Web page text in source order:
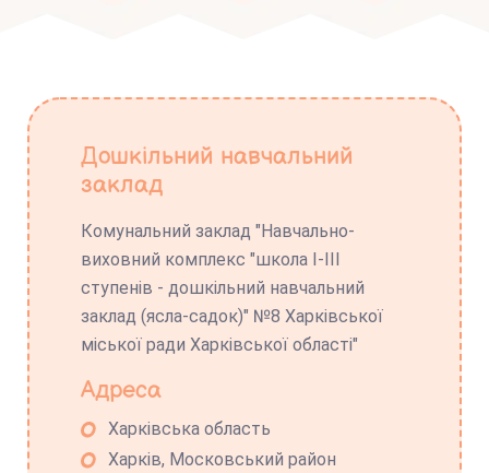
Дошкільний навчальний
заклад
Комунальний заклад "Навчально-
виховний комплекс "школа І-ІІІ
ступенів - дошкільний навчальний
заклад (ясла-садок)" №8 Харківської
міської ради Харківської області"
Адреса
Харківська область
Харків, Московський район